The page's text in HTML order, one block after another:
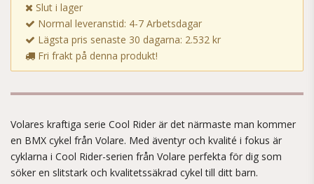
Slut i lager
Normal leveranstid: 4-7 Arbetsdagar
Lägsta pris senaste 30 dagarna: 2.532 kr
Fri frakt på denna produkt!
Volares kraftiga serie Cool Rider är det närmaste man kommer
en BMX cykel från Volare. Med äventyr och kvalité i fokus är
cyklarna i Cool Rider-serien från Volare perfekta för dig som
söker en slitstark och kvalitetssäkrad cykel till ditt barn.